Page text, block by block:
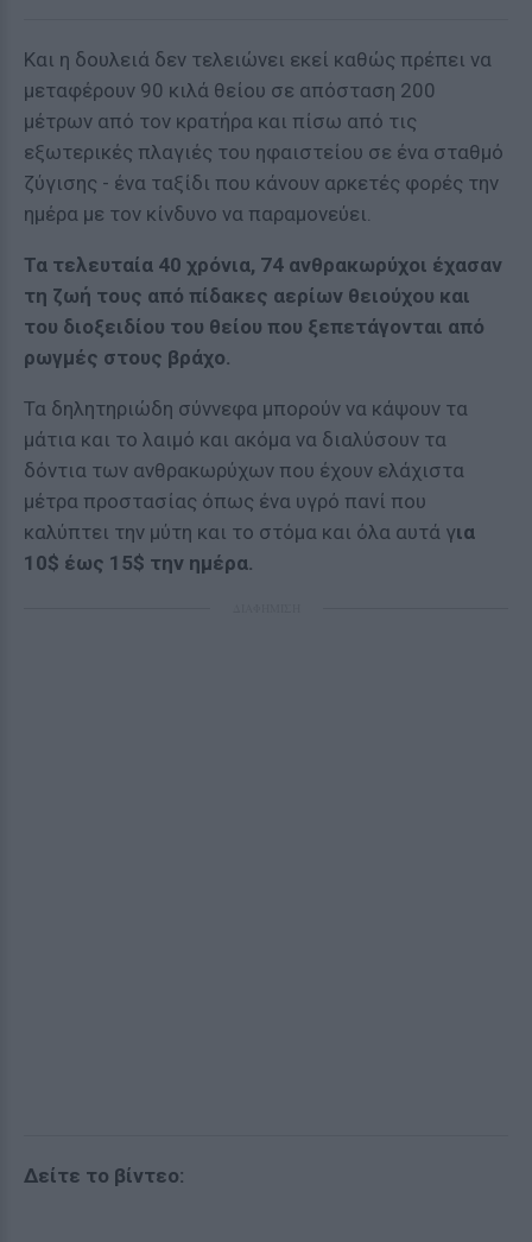
Και η δουλειά δεν τελειώνει εκεί καθώς πρέπει να
μεταφέρουν 90 κιλά θείου σε απόσταση 200
μέτρων από τον κρατήρα και πίσω από τις
εξωτερικές πλαγιές του ηφαιστείου σε ένα σταθμό
ζύγισης - ένα ταξίδι που κάνουν αρκετές φορές την
ημέρα με τον κίνδυνο να παραμονεύει.
Τα τελευταία 40 χρόνια, 74 ανθρακωρύχοι έχασαν
τη ζωή τους από πίδακες αερίων θειούχου και
του διοξειδίου του θείου που ξεπετάγονται από
ρωγμές στους βράχο.
Τα δηλητηριώδη σύννεφα μπορούν να κάψουν τα
μάτια και το λαιμό και ακόμα να διαλύσουν τα
δόντια των ανθρακωρύχων που έχουν ελάχιστα
μέτρα προστασίας όπως ένα υγρό πανί που
καλύπτει την μύτη και το στόμα και όλα αυτά για
10$ έως 15$ την ημέρα.
Δείτε το βίντεο: